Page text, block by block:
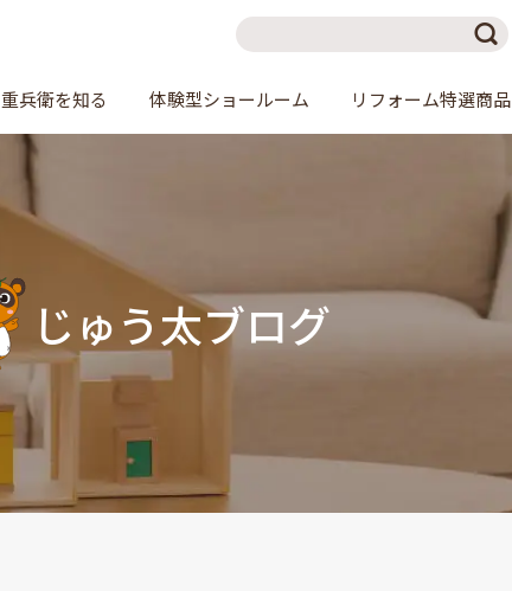
重兵衛を知る 体験型ショールーム リフォーム特選商品
じゅう太ブログ